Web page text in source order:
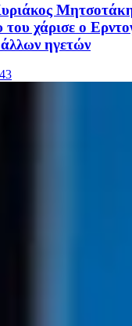
του χάρισε ο
ηγετών